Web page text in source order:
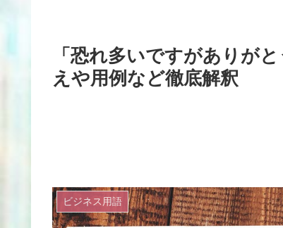
「恐れ多いですがありが
えや用例など徹底解釈
ビジネス用語